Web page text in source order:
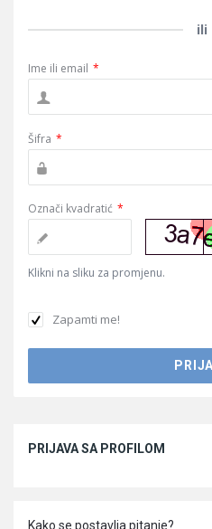
ili
Ime ili email *
Šifra *
Označi kvadratić *
Klikni na sliku za promjenu.
Zapamti me!
PRIJAVA SA PROFILOM
Kako se postavlja pitanje?